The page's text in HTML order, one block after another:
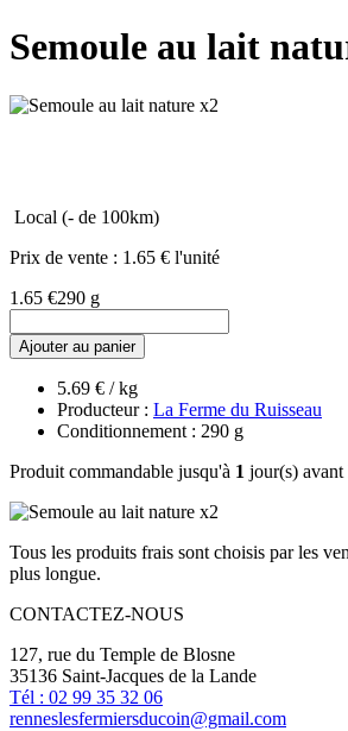
Semoule au lait
Local (- de 100km)
Prix de vente : 1.65 € l'unité
1.65 €290 g
Ajouter au panier
5.69 € / kg
Producteur : La Ferme du Ruisseau
Conditionnement : 290 g
Produit commandable jusqu'à 1 jour(s)
Tous les produits frais sont choisis par les
plus longue.
CONTACTEZ-NOUS
127, rue du Temple de Blosne
35136 Saint-Jacques de la Lande
Tél : 02 99 35 32 06
renneslesfermiersducoin@gmail.com